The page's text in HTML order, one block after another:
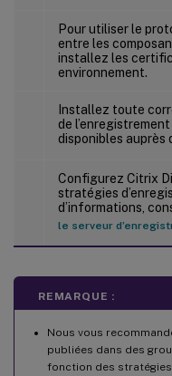
Pour utiliser le
entre les
installez les
environnement.
Installez toute
de
disponibles auprès
Configurez Citrix
stratégies
d’informations,
le serveur
REMARQUE :
Nous vous
publiées dans des
fonction des stratégies